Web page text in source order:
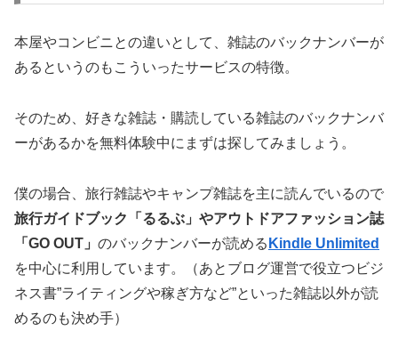
本屋やコンビニとの違いとして、 雑誌のバックナンバーが
ある というのもこういったサービスの特徴。
そのため、好きな雑誌・購読している雑誌のバックナンバ
ーがあるかを無料体験中にまずは探してみましょう。
僕の場合、旅行雑誌やキャンプ雑誌を主に読んでいるので
旅行ガイドブック「るるぶ」やアウトドアファッション誌
「GO OUT」 のバックナンバーが読める Kindle Unlimited
を中心に利用しています。（あとブログ運営で役立つビジ
ネス書”ライティングや稼ぎ方など”といった雑誌以外が読
めるのも決め手）